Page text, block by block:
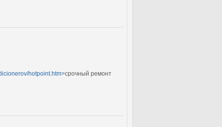
hotpoint.htm>срочный ремонт